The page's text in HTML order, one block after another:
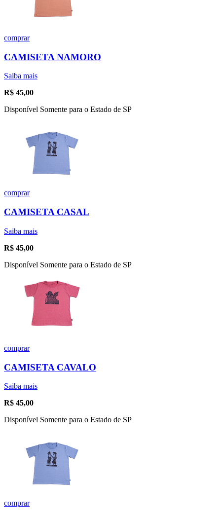
comprar
CAMISETA NAMORO
Saiba mais
R$ 45,00
Disponível Somente para o Estado de SP
comprar
CAMISETA CASAL
Saiba mais
R$ 45,00
Disponível Somente para o Estado de SP
comprar
CAMISETA CAVALO
Saiba mais
R$ 45,00
Disponível Somente para o Estado de SP
comprar